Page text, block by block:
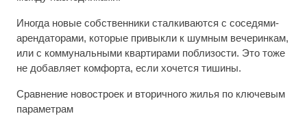
Иногда новые собственники сталкиваются с соседями-
арендаторами, которые привыкли к шумным вечеринкам,
или с коммунальными квартирами поблизости. Это тоже
не добавляет комфорта, если хочется тишины.
Сравнение новостроек и вторичного жилья по ключевым
параметрам